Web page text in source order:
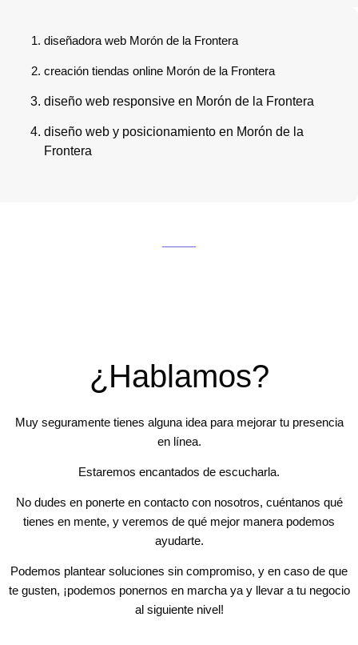
diseñadora web Morón de la Frontera
creación tiendas online Morón de la Frontera
diseño web responsive en Morón de la Frontera
diseño web y posicionamiento en Morón de la
Frontera
¿Hablamos?
Muy seguramente tienes alguna idea para mejorar tu presencia
en línea.
Estaremos encantados de escucharla.
No dudes en ponerte en contacto con nosotros, cuéntanos qué
tienes en mente, y veremos de qué mejor manera podemos
ayudarte.
Podemos plantear soluciones sin compromiso, y en caso de que
te gusten, ¡podemos ponernos en marcha ya y llevar a tu negocio
al siguiente nivel!